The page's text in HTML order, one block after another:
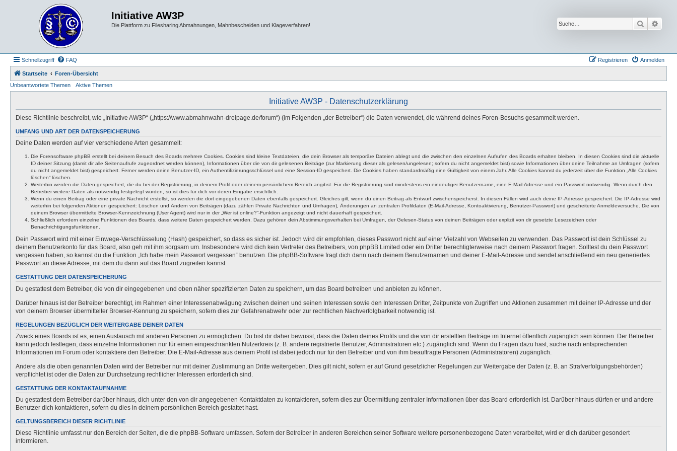
Initiative AW3P
Die Plattform zu Filesharing Abmahnungen, Mahnbescheiden und Klageverfahren! Suche
Schnellzugriff FAQ Anmelden
Registrieren
Startseite
Foren-Übersicht
Unbeantwortete Themen
Aktive Themen
Initiative AW3P - Datenschutzerklärung
Diese Richtlinie beschreibt, wie „Initiative AW3P“ („https://www.abmahnwahn-dreipage.de/forum“) (im Folgenden „der Betreiber“) die Daten verwendet, die während deines Foren-Besuchs gesammelt werden.
UMFANG UND ART DER DATENSPEICHERUNG
Deine Daten werden auf vier verschiedene Arten gesammelt:
Die Forensoftware phpBB erstellt bei deinem Besuch des Boards mehrere Cookies. Cookies sind kleine Textdateien, die dein Browser als temporäre Dateien ablegt und die zwischen den einzelnen Aufrufen des Boards erhalten bleiben. In diesen Cookies sind die aktuelle
ID deiner Sitzung (damit dir alle Seitenaufrufe zugeordnet werden können), Informationen über die von dir gelesenen Beiträge (zur Markierung dieser als gelesen/ungelesen; sofern du nicht angemeldet bist) sowie Informationen über deine Teilnahme an Umfragen (sofern
du nicht angemeldet bist) gespeichert. Ferner werden deine Benutzer-ID, ein Authentifizierungsschlüssel und eine Session-ID gespeichert. Die Cookies haben standardmäßig eine Gültigkeit von einem Jahr. Alle Cookies kannst du jederzeit über die Funktion „Alle Cookies
löschen“ löschen.
Weiterhin werden die Daten gespeichert, die du bei der Registrierung, in deinem Profil oder deinem persönlichem Bereich angibst. Für die Registrierung sind mindestens ein eindeutiger Benutzername, eine E-Mail-Adresse und ein Passwort notwendig. Wenn durch den
Betreiber weitere Daten als notwendig festgelegt wurden, so ist dies für dich vor deren Eingabe ersichtlich.
Wenn du einen Beitrag oder eine private Nachricht erstellst, so werden die dort eingegebenen Daten ebenfalls gespeichert. Gleiches gilt, wenn du einen Beitrag als Entwurf zwischenspeicherst. In diesen Fällen wird auch deine IP-Adresse gespeichert. Die IP-Adresse wird
weiterhin bei folgenden Aktionen gespeichert: Löschen und Ändern von Beiträgen (dazu zählen Private Nachrichten und Umfragen), Änderungen an zentralen Profildaten (E-Mail-Adresse, Kontoaktivierung, Benutzer-Passwort) und gescheiterte Anmeldeversuche. Die von
deinem Browser übermittelte Browser-Kennzeichnung (User Agent) wird nur in der „Wer ist online?“-Funktion angezeigt und nicht dauerhaft gespeichert.
Schließlich erfordern einzelne Funktionen des Boards, dass weitere Daten gespeichert werden. Dazu gehören dein Abstimmungsverhalten bei Umfragen, der Gelesen-Status von deinen Beiträgen oder explizit von dir gesetzte Lesezeichen oder
Benachrichtigungsfunktionen.
Dein Passwort wird mit einer Einwege-Verschlüsselung (Hash) gespeichert, so dass es sicher ist. Jedoch wird dir empfohlen, dieses Passwort nicht auf einer Vielzahl von Webseiten zu verwenden. Das Passwort ist dein Schlüssel zu
deinem Benutzerkonto für das Board, also geh mit ihm sorgsam um. Insbesondere wird dich kein Vertreter des Betreibers, von phpBB Limited oder ein Dritter berechtigterweise nach deinem Passwort fragen. Solltest du dein Passwort
vergessen haben, so kannst du die Funktion „Ich habe mein Passwort vergessen“ benutzen. Die phpBB-Software fragt dich dann nach deinem Benutzernamen und deiner E-Mail-Adresse und sendet anschließend ein neu generiertes
Passwort an diese Adresse, mit dem du dann auf das Board zugreifen kannst.
GESTATTUNG DER DATENSPEICHERUNG
Du gestattest dem Betreiber, die von dir eingegebenen und oben näher spezifizierten Daten zu speichern, um das Board betreiben und anbieten zu können.
Darüber hinaus ist der Betreiber berechtigt, im Rahmen einer Interessenabwägung zwischen deinen und seinen Interessen sowie den Interessen Dritter, Zeitpunkte von Zugriffen und Aktionen zusammen mit deiner IP-Adresse und der
von deinem Browser übermittelter Browser-Kennung zu speichern, sofern dies zur Gefahrenabwehr oder zur rechtlichen Nachverfolgbarkeit notwendig ist.
REGELUNGEN BEZÜGLICH DER WEITERGABE DEINER DATEN
Zweck eines Boards ist es, einen Austausch mit anderen Personen zu ermöglichen. Du bist dir daher bewusst, dass die Daten deines Profils und die von dir erstellten Beiträge im Internet öffentlich zugänglich sein können. Der Betreiber
kann jedoch festlegen, dass einzelne Informationen nur für einen eingeschränkten Nutzerkreis (z. B. andere registrierte Benutzer, Administratoren etc.) zugänglich sind. Wenn du Fragen dazu hast, suche nach entsprechenden
Informationen im Forum oder kontaktiere den Betreiber. Die E-Mail-Adresse aus deinem Profil ist dabei jedoch nur für den Betreiber und von ihm beauftragte Personen (Administratoren) zugänglich.
Andere als die oben genannten Daten wird der Betreiber nur mit deiner Zustimmung an Dritte weitergeben. Dies gilt nicht, sofern er auf Grund gesetzlicher Regelungen zur Weitergabe der Daten (z. B. an Strafverfolgungsbehörden)
verpflichtet ist oder die Daten zur Durchsetzung rechtlicher Interessen erforderlich sind.
GESTATTUNG DER KONTAKTAUFNAHME
Du gestattest dem Betreiber darüber hinaus, dich unter den von dir angegebenen Kontaktdaten zu kontaktieren, sofern dies zur Übermittlung zentraler Informationen über das Board erforderlich ist. Darüber hinaus dürfen er und andere
Benutzer dich kontaktieren, sofern du dies in deinem persönlichen Bereich gestattet hast.
GELTUNGSBEREICH DIESER RICHTLINIE
Diese Richtlinie umfasst nur den Bereich der Seiten, die die phpBB-Software umfassen. Sofern der Betreiber in anderen Bereichen seiner Software weitere personenbezogene Daten verarbeitet, wird er dich darüber gesondert
informieren.